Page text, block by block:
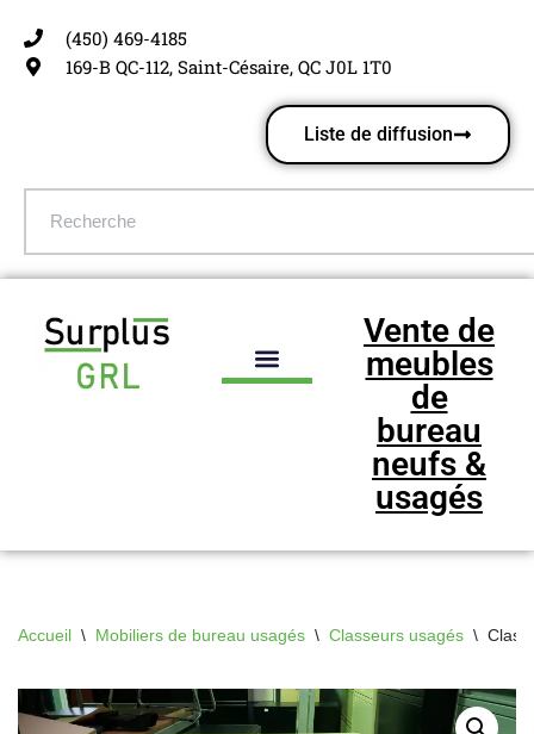
Aller
(450) 469-4185
169-B QC-112, Saint-Césaire, QC J0L 1T0
Liste de diffusion
Vente de
meubles
de
bureau
neufs &
usagés
Accueil \ Mobiliers de bureau usagés \ Classeurs usagés \